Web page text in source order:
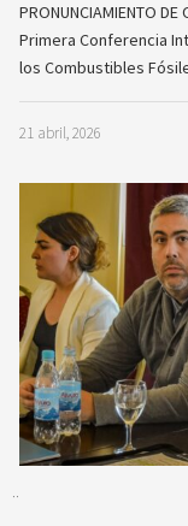
PRONUNCIAMIENTO
Primera Conferencia
los Combustibles
21 abril, 2026